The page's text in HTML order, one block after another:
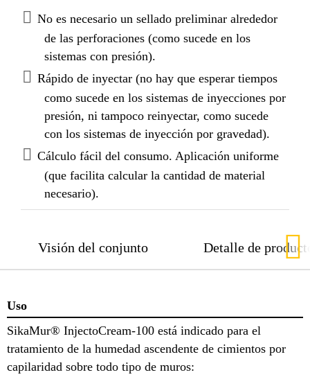
No es necesario un sellado preliminar alrededor
de las perforaciones (como sucede en los
sistemas con presión).
Rápido de inyectar (no hay que esperar tiempos
como sucede en los sistemas de inyecciones por
presión, ni tampoco reinyectar, como sucede
con los sistemas de inyección por gravedad).
Cálculo fácil del consumo. Aplicación uniforme
(que facilita calcular la cantidad de material
necesario).
Visión del conjunto Detalle de
Uso
SikaMur® InjectoCream-100 está indicado para el
tratamiento de la humedad ascendente de cimientos por
capilaridad sobre todo tipo de muros: